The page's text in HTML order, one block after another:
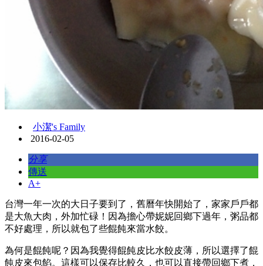
小潔's Family
2016-02-05
分享
傳送
A+
台灣一年一次的大日子要到了，舊曆年快開始了，家家戶戶都
是大魚大肉，外加忙碌！因為擔心帶妮妮回鄉下過年，粥品都
不好處理，所以就包了些餛飩來當水餃。
為何是餛飩呢？因為我覺得餛飩皮比水餃皮薄，所以選擇了餛
飩皮來包餡。這樣可以保存比較久，也可以直接帶回鄉下煮，